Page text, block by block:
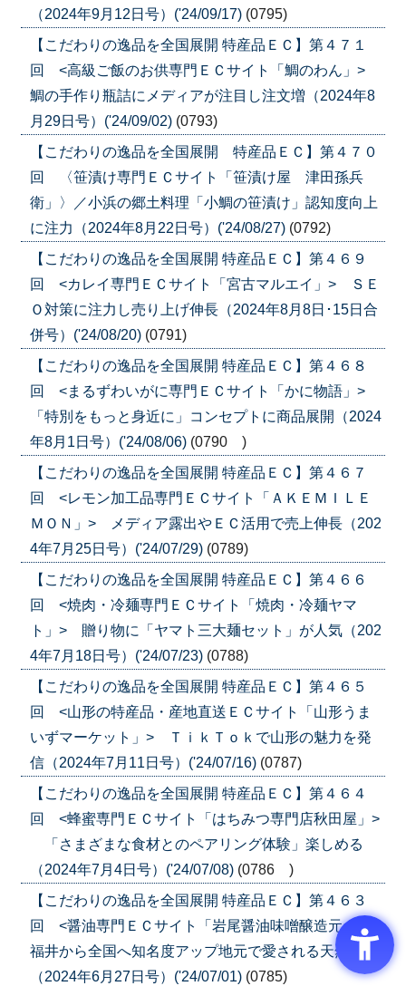
（2024年9月12日号）('24/09/17) (0795)
【こだわりの逸品を全国展開 特産品ＥＣ】第４７１
回 <高級ご飯のお供専門ＥＣサイト「鯛のわん」>
鯛の手作り瓶詰にメディアが注目し注文増（2024年8
月29日号）('24/09/02) (0793)
【こだわりの逸品を全国展開 特産品ＥＣ】第４７０
回 〈笹漬け専門ＥＣサイト「笹漬け屋 津田孫兵
衛」〉／小浜の郷土料理「小鯛の笹漬け」認知度向上
に注力（2024年8月22日号）('24/08/27) (0792)
【こだわりの逸品を全国展開 特産品ＥＣ】第４６９
回 <カレイ専門ＥＣサイト「宮古マルエイ」> ＳＥ
Ｏ対策に注力し売り上げ伸長（2024年8月8日･15日合
併号）('24/08/20) (0791)
【こだわりの逸品を全国展開 特産品ＥＣ】第４６８
回 <まるずわいがに専門ＥＣサイト「かに物語」>
「特別をもっと身近に」コンセプトに商品展開（2024
年8月1日号）('24/08/06) (0790 )
【こだわりの逸品を全国展開 特産品ＥＣ】第４６７
回 <レモン加工品専門ＥＣサイト「ＡＫＥＭＩＬＥ
ＭＯＮ」> メディア露出やＥＣ活用で売上伸長（202
4年7月25日号）('24/07/29) (0789)
【こだわりの逸品を全国展開 特産品ＥＣ】第４６６
回 <焼肉・冷麺専門ＥＣサイト「焼肉・冷麺ヤマ
ト」> 贈り物に「ヤマト三大麺セット」が人気（202
4年7月18日号）('24/07/23) (0788)
【こだわりの逸品を全国展開 特産品ＥＣ】第４６５
回 <山形の特産品・産地直送ＥＣサイト「山形うま
いずマーケット」> ＴｉｋＴｏｋで山形の魅力を発
信（2024年7月11日号）('24/07/16) (0787)
【こだわりの逸品を全国展開 特産品ＥＣ】第４６４
回 <蜂蜜専門ＥＣサイト「はちみつ専門店秋田屋」>
「さまざまな食材とのペアリング体験」楽しめる
（2024年7月4日号）('24/07/08) (0786 )
【こだわりの逸品を全国展開 特産品ＥＣ】第４６３
回 <醤油専門ＥＣサイト「岩尾醤油味噌醸造元」>
福井から全国へ知名度アップ地元で愛される天然醸造
（2024年6月27日号）('24/07/01) (0785)